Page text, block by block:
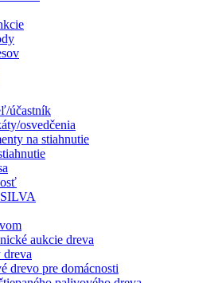
účastník
osvedčenia
na stiahnutie
aukcie dreva
drevo pre domácnosti